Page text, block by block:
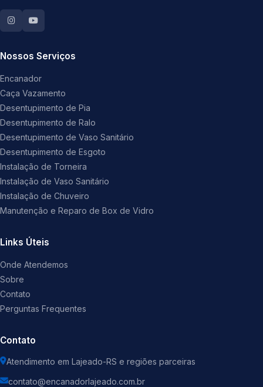
Nossos Serviços
Encanador
Caça Vazamento
Desentupimento de Pia
Desentupimento de Ralo
Desentupimento de Vaso Sanitário
Desentupimento de Esgoto
Instalação de Torneira
Instalação de Vaso Sanitário
Instalação de Chuveiro
Manutenção e Reparo de Box de Vidro
Links Úteis
Onde Atendemos
Sobre
Contato
Perguntas Frequentes
Contato
Atendimento em Lajeado-RS e regiões parceiras
contato@encanadorlajeado.com.br